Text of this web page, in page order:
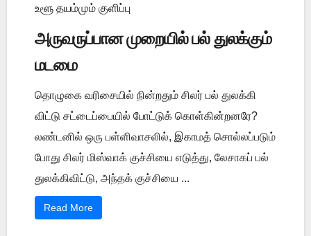
உளூ தயம்மும் குளிப்பு
அருவருப்பான முறையில் பல் துலக்கும்
மடமை
தொழுகை வரிசையில் நின்றதும் சிலர் பல் துலக்கி
விட்டு சட்டைப்பையில் போட்டுக் கொள்கின்றனரே?
லண்டனில் ஒரு பள்ளிவாசலில், இகாமத் சொல்லப்படும்
போது சிலர் மிஸ்வாக் குச்சியை எடுத்து, லேசாகப் பல்
துலக்கிவிட்டு, அந்தக் குச்சியை ...
Read More